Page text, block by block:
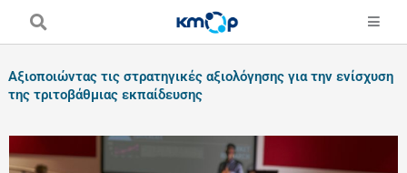
Αξιοποιώντας τις στρατηγικές αξιολόγησης για την ενίσχυση
της τριτοβάθμιας εκπαίδευσης